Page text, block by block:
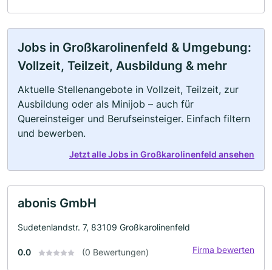
Jobs in Großkarolinenfeld & Umgebung:
Vollzeit, Teilzeit, Ausbildung & mehr
Aktuelle Stellenangebote in Vollzeit, Teilzeit, zur
Ausbildung oder als Minijob – auch für
Quereinsteiger und Berufseinsteiger. Einfach filtern
und bewerben.
Jetzt alle Jobs in Großkarolinenfeld ansehen
abonis GmbH
Sudetenlandstr. 7, 83109 Großkarolinenfeld
0.0 (0 Bewertungen) Firma bewerten